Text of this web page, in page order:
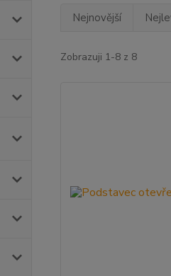
Nejnovější
Zobrazuji 1-8 z 8